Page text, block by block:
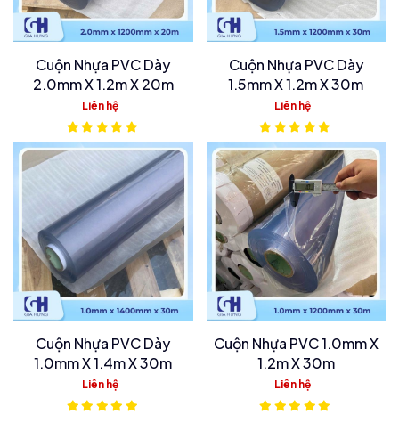
Cuộn Nhựa PVC Dày
2.0mm X 1.2m X 20m
Liên hệ
Cuộn Nhựa PVC Dày
1.5mm X 1.2m X 30m
Liên hệ
Cuộn Nhựa PVC Dày
1.0mm X 1.4m X 30m
Liên hệ
Cuộn Nhựa PVC 1.0mm X
1.2m X 30m
Liên hệ